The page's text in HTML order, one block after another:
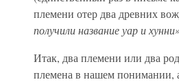
племени отер два древних
получили название уар и
Итак, два племени или два
племена в нашем понимании,